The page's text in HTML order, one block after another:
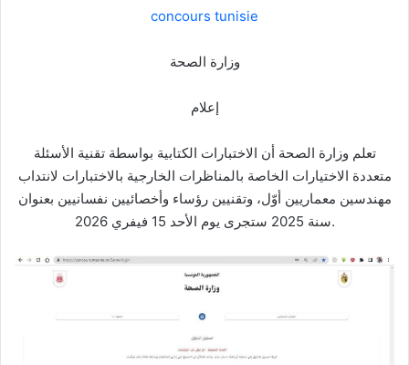
concours tunisie
وزارة الصحة
إعلام
تعلم وزارة الصحة أن الاختبارات الكتابية بواسطة تقنية الأسئلة
متعددة الاختيارات الخاصة بالمناظرات الخارجية بالاختبارات لانتداب
مهندسين معماريين أوّل، وتقنيين رؤساء وأخصائيين نفسانيين بعنوان
سنة 2025 ستجرى يوم الأحد 15 فيفري 2026.